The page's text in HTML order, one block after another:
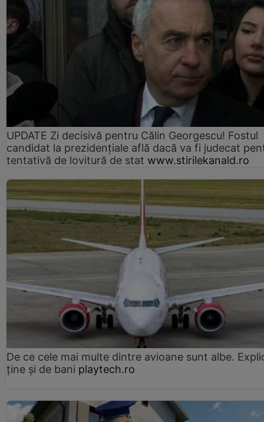
UPDATE Zi decisivă pentru Călin Georgescu! Fostul
candidat la prezidențiale află dacă va fi judecat
tentativă de lovitură de stat www.stirilekanald.ro
De ce cele mai multe dintre avioane sunt albe.
ține și de bani playtech.ro